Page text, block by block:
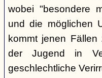
wobei "besondere
und die möglichen
kommt jenen
der Jugend in
geschlechtliche